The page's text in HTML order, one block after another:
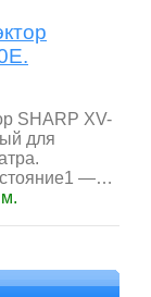
SHARP XV-
для
—…